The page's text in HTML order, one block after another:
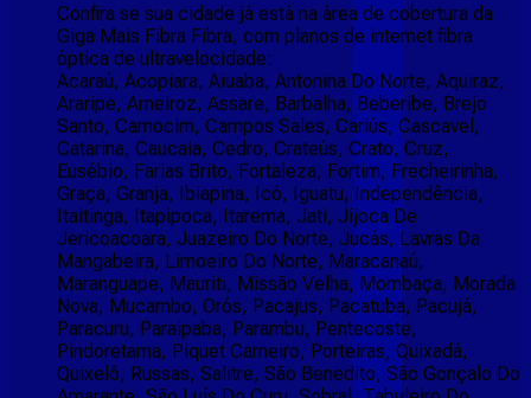
Confira se sua cidade já está na área de cobertura da
Giga Mais Fibra Fibra, com planos de internet fibra
óptica de ultravelocidade:
Acaraú, Acopiara, Aiuaba, Antonina Do Norte, Aquiraz,
Araripe, Arneiroz, Assare, Barbalha, Beberibe, Brejo
Santo, Camocim, Campos Sales, Cariús, Cascavel,
Catarina, Caucaia, Cedro, Crateús, Crato, Cruz,
Eusébio, Farias Brito, Fortaleza, Fortim, Frecheirinha,
Graça, Granja, Ibiapina, Icó, Iguatu, Independência,
Itaitinga, Itapipoca, Itarema, Jati, Jijoca De
Jericoacoara, Juazeiro Do Norte, Jucás, Lavras Da
Mangabeira, Limoeiro Do Norte, Maracanaú,
Maranguape, Mauriti, Missão Velha, Mombaça, Morada
Nova, Mucambo, Orós, Pacajus, Pacatuba, Pacujá,
Paracuru, Paraipaba, Parambu, Pentecoste,
Pindoretama, Piquet Carneiro, Porteiras, Quixadá,
Quixelô, Russas, Salitre, São Benedito, São Gonçalo Do